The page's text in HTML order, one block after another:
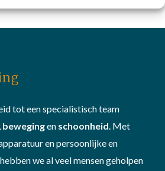
tot een specialistisch team
, bewegingen schoonheid. Met
en persoonlijke en
we al veel mensen geholpen